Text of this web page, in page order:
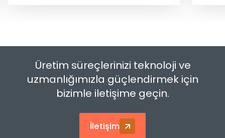
Üretim süreçlerinizi teknoloji ve
uzmanlığımızla güçlendirmek için
bizimle iletişime geçin.
İletişim